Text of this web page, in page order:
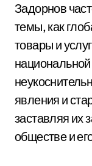
Задорнов
темы, как
товары и
явления и
заставляя их
обществе и